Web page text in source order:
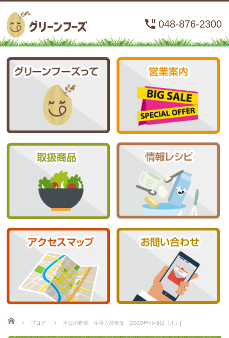
048-876-2300
ホーム
ブログ 本日の野菜・生物入荷状況 [2020年4月9日（木）]